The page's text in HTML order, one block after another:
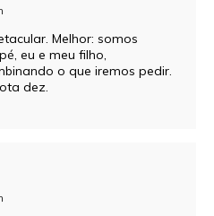
Melhor: somos
eu e meu filho,
o que iremos pedir.
dez.